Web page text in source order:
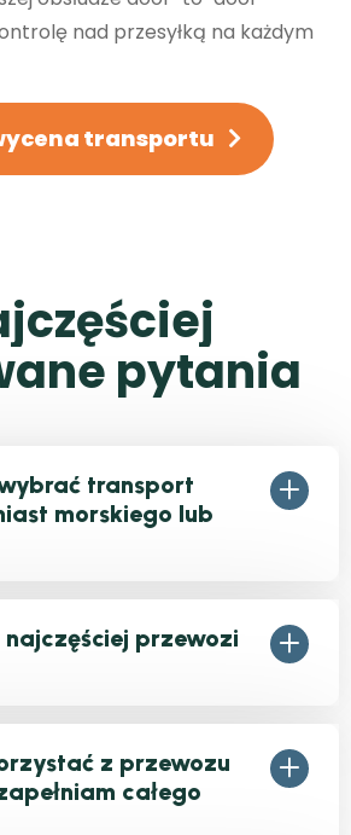
nad przesyłką na każdym
transportu
jczęściej
ane pytania
transport
morskiego lub
przewozi
z przewozu
całego